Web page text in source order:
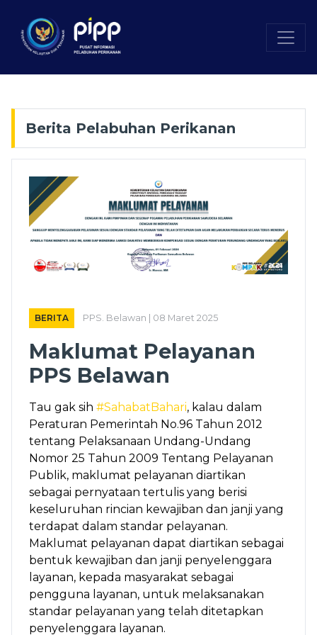
Berita Pelabuhan Perikanan
BERITA PPS. Belawan | 08 Maret 2025
Maklumat Pelayanan
PPS Belawan
Tau gak sih #SahabatBahari, kalau dalam
Peraturan Pemerintah No.96 Tahun 2012
tentang Pelaksanaan Undang-Undang
Nomor 25 Tahun 2009 Tentang Pelayanan
Publik, maklumat pelayanan diartikan
sebagai pernyataan tertulis yang berisi
keseluruhan rincian kewajiban dan janji yang
terdapat dalam standar pelayanan.
Maklumat pelayanan dapat diartikan sebagai
bentuk kewajiban dan janji penyelenggara
layanan, kepada masyarakat sebagai
pengguna layanan, untuk melaksanakan
standar pelayanan yang telah ditetapkan
penyelenggara layanan.